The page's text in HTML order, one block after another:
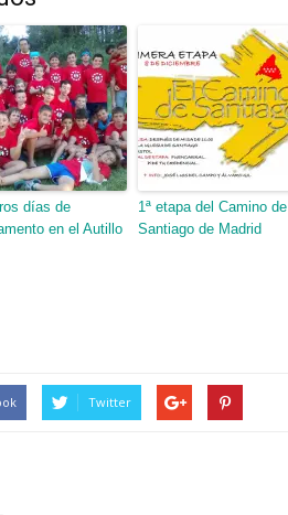
días de
en el Autillo
1ª etapa del Camino de
Santiago de Madrid
Twitter